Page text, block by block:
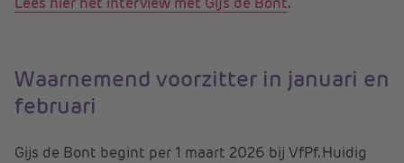
Waarnemend voorzitter in januari en
februari
Gijs de Bont begint per 1 maart 2026 bij VfPf. Huidig